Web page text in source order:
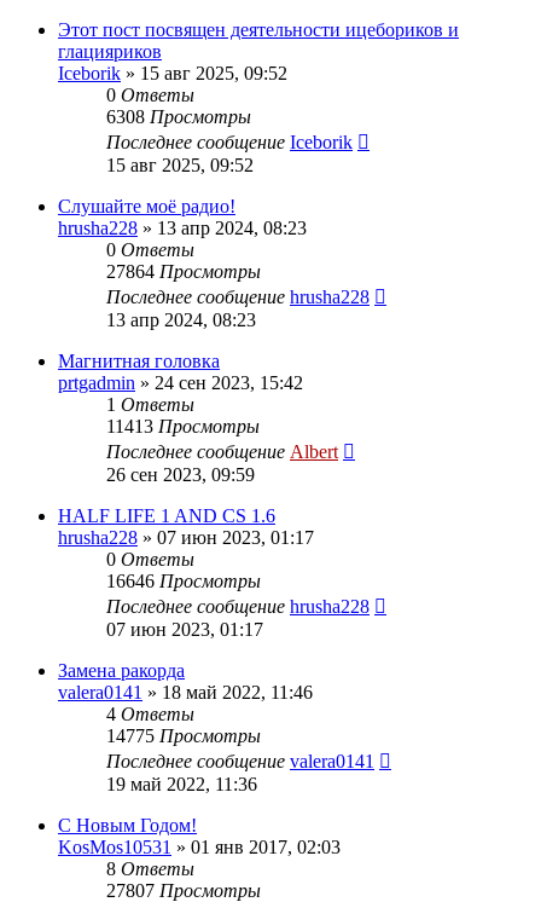
Этот пост посвящен деятельности ицебориков и
глацияриков
Iceborik » 15 авг 2025, 09:52
0 Ответы
6308 Просмотры
Последнее сообщение Iceborik
15 авг 2025, 09:52
Слушайте моё радио!
hrusha228 » 13 апр 2024, 08:23
0 Ответы
27864 Просмотры
Последнее сообщение hrusha228
13 апр 2024, 08:23
Магнитная головка
prtgadmin » 24 сен 2023, 15:42
1 Ответы
11413 Просмотры
Последнее сообщение Albert
26 сен 2023, 09:59
HALF LIFE 1 AND CS 1.6
hrusha228 » 07 июн 2023, 01:17
0 Ответы
16646 Просмотры
Последнее сообщение hrusha228
07 июн 2023, 01:17
Замена ракорда
valera0141 » 18 май 2022, 11:46
4 Ответы
14775 Просмотры
Последнее сообщение valera0141
19 май 2022, 11:36
С Новым Годом!
KosMos10531 » 01 янв 2017, 02:03
8 Ответы
27807 Просмотры